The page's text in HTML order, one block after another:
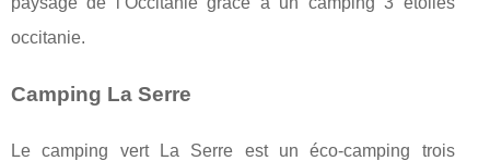
occitanie.
Camping La Serre
Le camping vert La Serre est un éco-camping trois